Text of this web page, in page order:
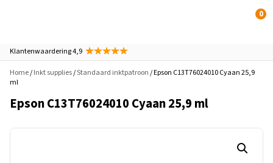
0
Klantenwaardering 4,9
Home/Inkt supplies/Standaard inktpatroon/ Epson C13T76024010 Cyaan 25,9
ml
Epson C13T76024010 Cyaan 25,9 ml